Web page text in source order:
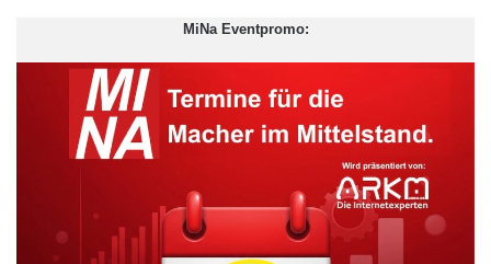
werden? „Die App von RumBrum bietet die Lösung, bereits
bestehende Mobilitätsressourcen nachhaltiger einzusetzen, um
damit den Übergang zu neuen Formen der Mobilität zu
gestalten. Menschen, die das gleiche Ziel haben, können
gemeinsam fahren“, erklärt Start-up-Gründer und KIT-Absolvent
ARKM.marketing
MiNa Eventpromo: